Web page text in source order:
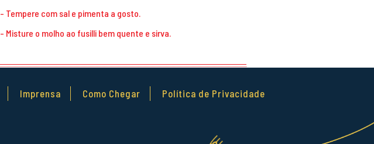
Tempere com sal e pimenta a gosto.
Misture o molho ao fusilli bem quente e sirva.
Imprensa Como Chegar Política de Privacidade